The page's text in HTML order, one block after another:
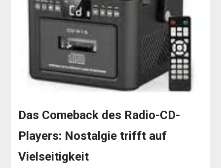
Das Comeback des Radio-CD-
Players: Nostalgie trifft auf
Vielseitigkeit